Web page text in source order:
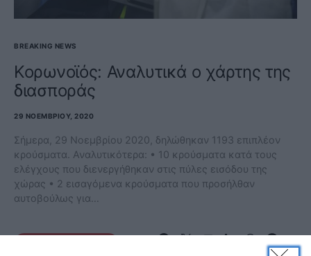
BREAKING NEWS
Κορωνοϊός: Αναλυτικά ο χάρτης της
διασποράς
29 ΝΟΕΜΒΡΊΟΥ, 2020
Σήμερα, 29 Νοεμβρίου 2020, δηλώθηκαν 1193 επιπλέον
κρούσματα. Αναλυτικότερα: • 10 κρούσματα κατά τους
ελέγχους που διενεργήθηκαν στις πύλες εισόδου της
χώρας • 2 εισαγόμενα κρούσματα που προσήλθαν
αυτοβούλως για…